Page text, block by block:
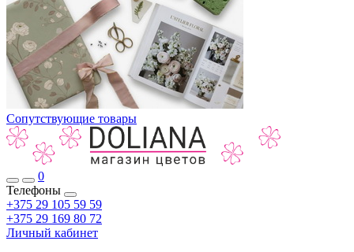
Сопутствующие товары
0
Телефоны
+375 29 105 59 59
+375 29 169 80 72
Личный кабинет